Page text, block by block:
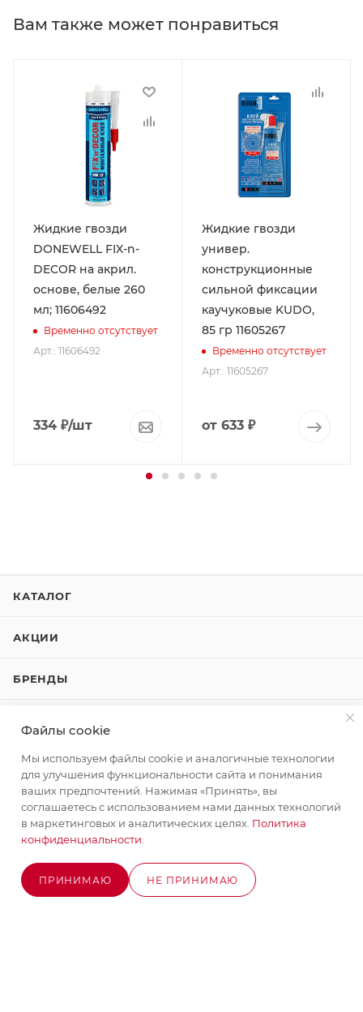
ОЖИДАЕТСЯ ПОСТУПЛЕНИЕ
Вам также может понравиться
Жидкие гвозди
DONEWELL FIX-n-
DECOR на акрил.
основе, белые 260
мл; 11606492
Временно отсутствует
Арт.: 11606492
334 ₽/шт
Жидкие гвозди
универ.
конструкционные
сильной фиксации
каучуковые KUDO,
85 гр 11605267
Временно отсутствует
Арт.: 11605267
от 633 ₽
КАТАЛОГ
АКЦИИ
БРЕНДЫ
КАК КУПИТЬ
КОНТАКТЫ
+7 (495) 580-58-52 ЗАКАЗАТЬ ЗВОНОК
info@stroyx.ru
Файлы cookie
Мы используем файлы cookie и аналогичные технологии
для улучшения функциональности сайта и понимания
ваших предпочтений. Нажимая «Принять», вы
соглашаетесь с использованием нами данных технологий
в маркетинговых и аналитических целях. Политика
конфиденциальности
ПРИНИМАЮ НЕ ПРИНИМАЮ